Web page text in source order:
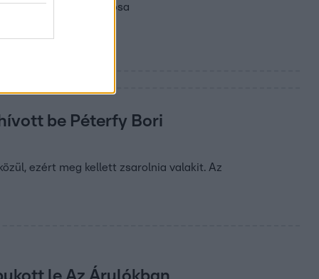
Az Árulók Gyilkosa
be Péterfy Bori
ezért meg kellett zsarolnia valakit. Az